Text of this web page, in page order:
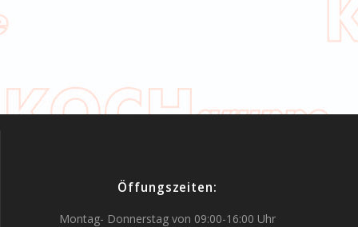
Öffungszeiten:
Montag- Donnerstag von 09:00-16:00 Uhr